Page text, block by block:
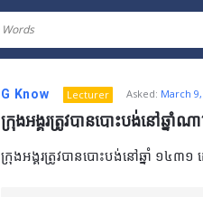
G Know Lecturer Asked: March
ក្រុងអង្គរត្រូវបានបោះបង់នៅឆ្នាំ
ក្រុងអង្គរត្រូវបានបោះបង់នៅឆ្នាំ ១៤៣